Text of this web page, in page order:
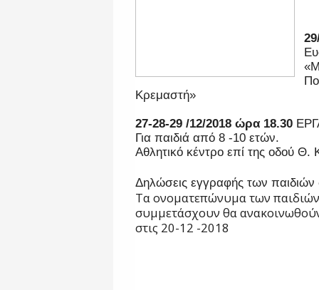
Κρεμαστή»
27-28-29 /12/2018 ώρα 18.30
Για παιδιά από 8 -10 ετών.
Αθλητικό κέντρο επί της οδού Θ.
Δηλώσεις εγγραφής των
Τα ονοματεπώνυμα των
συμμετάσχουν θα
στις 20-12 -2018